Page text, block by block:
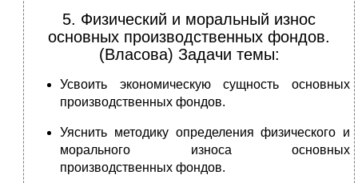
5. Физический и моральный износ
основных производственных фондов.
(Власова) Задачи темы:
Усвоить экономическую сущность основных
производственных фондов.
Уяснить методику определения физического и
морального износа основных
производственных фондов.